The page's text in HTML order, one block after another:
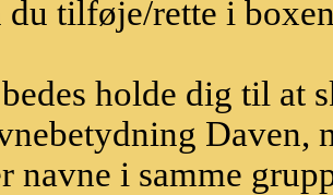
du tilføje/rette i
holde dig til at
Daven,
navne i samme